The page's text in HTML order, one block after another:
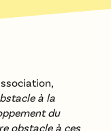
à la
du
obstacle à ces